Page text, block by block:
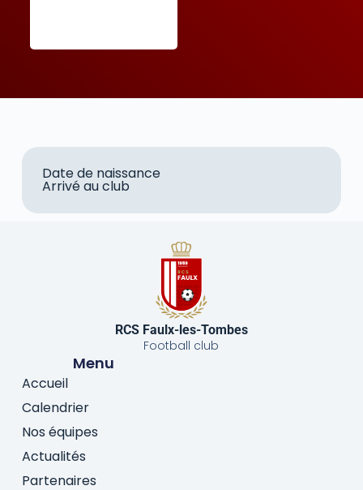
Date de naissance
Arrivé au club
RCS Faulx-les-Tombes
Football club
Menu
Accueil
Calendrier
Nos équipes
Actualités
Partenaires